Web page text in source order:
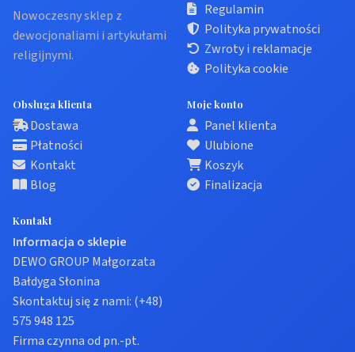
Nowoczesny sklep z
dewocjonaliami i artykułami
religijnymi.
Regulamin
Polityka prywatności
Zwroty i reklamacje
Polityka cookie
Obsługa klienta
Dostawa
Płatności
Kontakt
Blog
Moje konto
Panel klienta
Ulubione
Koszyk
Finalizacja
Kontakt
Informacja o sklepie
DEWO GROUP Małgorzata
Bałdyga Słonina
Skontaktuj się z nami: (+48)
575 948 125
Firma czynna od pn.-pt.